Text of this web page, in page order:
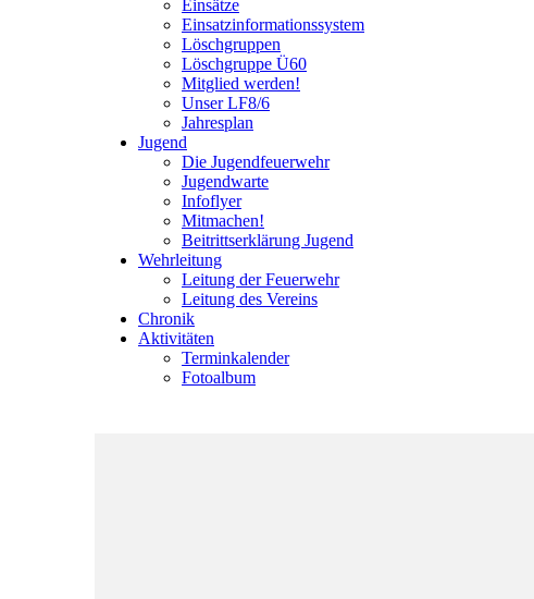
Einsätze
Einsatzinformationssystem
Löschgruppen
Löschgruppe Ü60
Mitglied werden!
Unser LF8/6
Jahresplan
Jugend
Die Jugendfeuerwehr
Jugendwarte
Infoflyer
Mitmachen!
Beitrittserklärung Jugend
Wehrleitung
Leitung der Feuerwehr
Leitung des Vereins
Chronik
Aktivitäten
Terminkalender
Fotoalbum